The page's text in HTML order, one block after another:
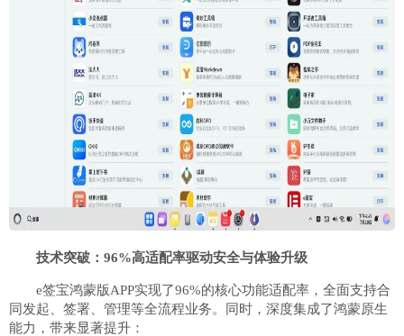
技术突破：96%高适配率驱动安全与体验升级
e签宝鸿蒙版APP实现了96%的核心功能适配率，全面支持合
同发起、签署、管理等全流程业务。同时，深度集成了鸿蒙原生
能力，带来显著提升：